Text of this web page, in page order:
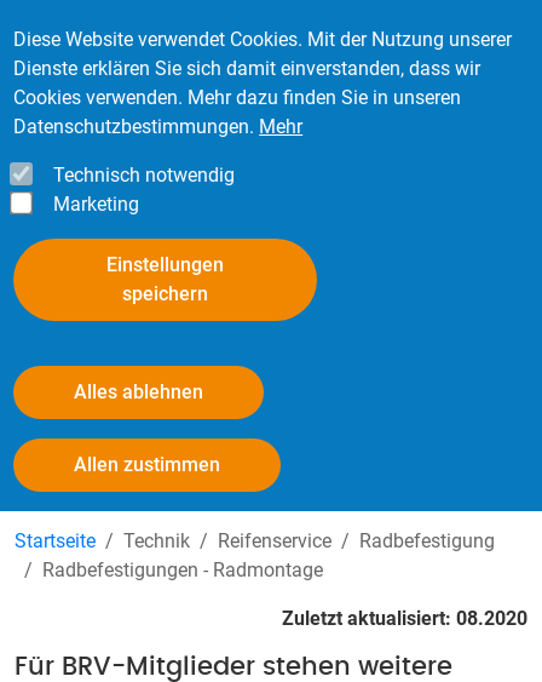
Diese Website verwendet Cookies. Mit der Nutzung unserer
Dienste erklären Sie sich damit einverstanden, dass wir
Cookies verwenden. Mehr dazu finden Sie in unseren
Datenschutzbestimmungen. Mehr
Technisch notwendig
Marketing
Einstellungen
speichern
Alles ablehnen
Allen zustimmen
Kontakt Login
Radbefestigungen - Radmontage
Startseite Technik Reifenservice
Radbefestigung
Radbefestigungen - Radmontage
Zuletzt aktualisiert: 08.2020
Für BRV-Mitglieder stehen weitere